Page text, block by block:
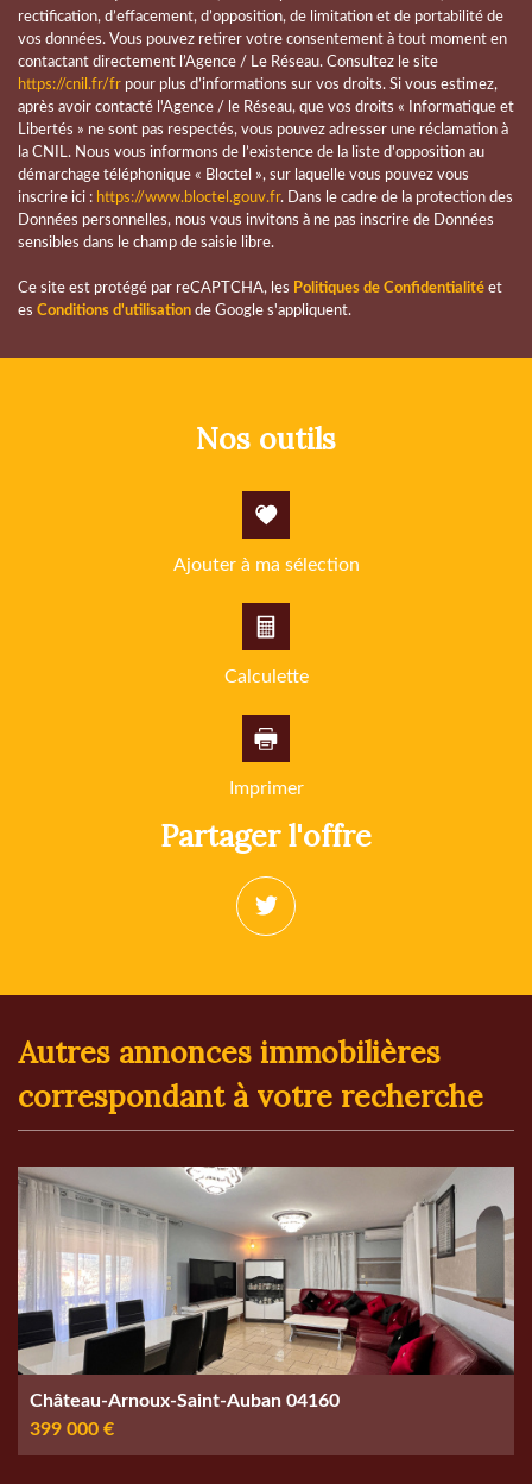
Taxe foncière 26,74 %
Habitants de moins de 25 ans
Habitants de 25 à 55 ans 38,44 %
Habitants de plus de 55 ans 31,51 %
Nombre d'enfants par famille
Familles sans enfant 50,80 %
Familles avec 1 ou 2 enfants
Maisons 67,89 %
Appartements
Familles avec 3 enfants 7,08 %
rectification, d’effacement, d’opposition, de limitation et de portabilité de
vos données. Vous pouvez retirer votre consentement à tout moment en
contactant directement l’Agence / Le Réseau. Consultez le site
https://cnil.fr/fr pour plus d’informations sur vos droits. Si vous estimez,
après avoir contacté l'Agence / le Réseau, que vos droits « Informatique et
Libertés » ne sont pas respectés, vous pouvez adresser une réclamation à
la CNIL. Nous vous informons de l’existence de la liste d'opposition au
démarchage téléphonique « Bloctel », sur laquelle vous pouvez vous
inscrire ici : https://www.bloctel.gouv.fr. Dans le cadre de la protection des
Données personnelles, nous vous invitons à ne pas inscrire de Données
sensibles dans le champ de saisie libre.
Ce site est protégé par reCAPTCHA, les Politiques de Confidentialité et
es Conditions d'utilisation de Google s'appliquent.
nos outils
Ajouter à ma sélection
Calculette
Imprimer
partager l'offre
autres annonces immobilières
correspondant à votre recherche
Château-Arnoux-Saint-Auban 04160
399 000 €